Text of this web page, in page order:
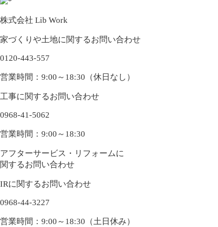
株式会社 Lib Work
家づくりや土地に関するお問い合わせ
0120-443-557
営業時間：9:00～18:30（休日なし）
工事に関するお問い合わせ
0968-41-5062
営業時間：9:00～18:30
アフターサービス・リフォームに
関するお問い合わせ
IRに関するお問い合わせ
0968-44-3227
営業時間：9:00～18:30（土日休み）